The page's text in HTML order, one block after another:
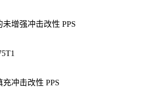
增强冲击改性 PPS
冲击改性 PPS